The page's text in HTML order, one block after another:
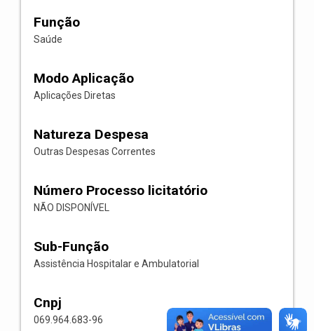
Função
Saúde
Modo Aplicação
Aplicações Diretas
Natureza Despesa
Outras Despesas Correntes
Número Processo licitatório
NÃO DISPONÍVEL
Sub-Função
Assistência Hospitalar e Ambulatorial
Cnpj
069.964.683-96